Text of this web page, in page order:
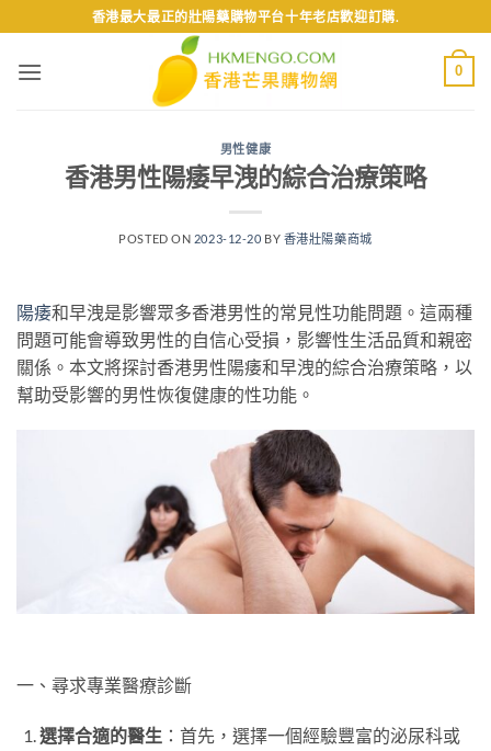
to
content
香港最大最正的壯陽藥購物平台十年老店歡迎訂購.
0
男性健康
香港男性陽痿早洩的綜合治療策略
POSTED ON 2023-12-20 BY 香港壯陽藥商城
陽痿和早洩是影響眾多香港男性的常見性功能問題。這兩種
問題可能會導致男性的自信心受損，影響性生活品質和親密
關係。本文將探討香港男性陽痿和早洩的綜合治療策略，以
幫助受影響的男性恢復健康的性功能。
一、尋求專業醫療診斷
選擇合適的醫生 ：首先，選擇一個經驗豐富的泌尿科或